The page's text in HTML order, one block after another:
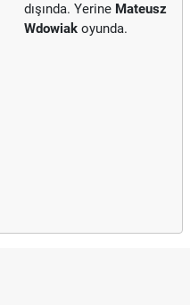
dışında. Yerine Mateusz
Wdowiak oyunda.